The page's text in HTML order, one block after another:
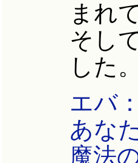
まれ
そし
した。
エバ
あな
魔法